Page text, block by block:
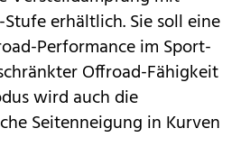
erhältlich. Sie soll eine
Performance im Sport-
Offroad-Fähigkeit
wird auch die
Seitenneigung in Kurven